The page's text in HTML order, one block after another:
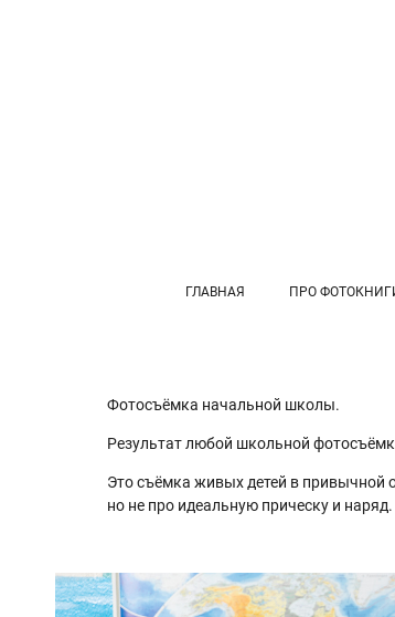
ГЛАВНАЯ ПРО
Фотосъёмка начальной школы.
Результат любой школьной
Это съёмка живых детей в привычной
но не про идеальную прическу и